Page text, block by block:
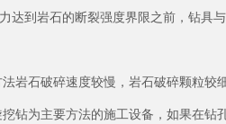
岩石的断裂强度界限之前，钻具
石破碎速度较慢，岩石破碎颗粒较
为主要方法的施工设备，如果在